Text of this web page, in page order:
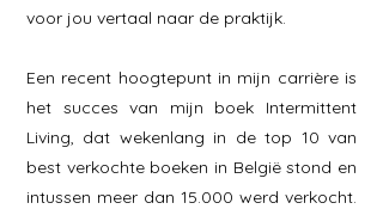
voor jou vertaal naar de praktijk.
Een recent hoogtepunt in mijn carrière is
het succes van mijn boek Intermittent
Living, dat wekenlang in de top 10 van
best verkochte boeken in België stond en
intussen meer dan 15.000 werd verkocht.